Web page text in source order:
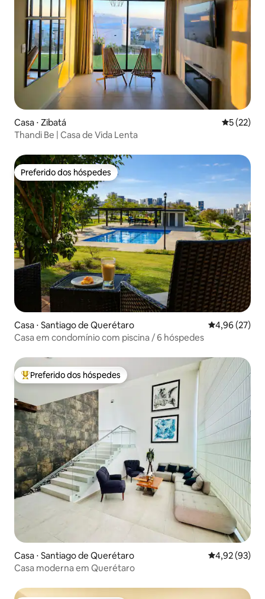
Casa ⋅ Zibatá 5 de uma
5 (22)
Thandi Be | Casa de Vida Lenta
Preferido dos hóspedes
Preferido dos hóspedes
Casa ⋅ Santiago de Querétaro 4,96 de uma
4,96 (27)
Casa em condomínio com piscina / 6 hóspedes
Entre os melhores preferidos dos hóspedes
Preferido dos hóspedes
Casa ⋅ Santiago de Querétaro 4,92 de uma
4,92 (93)
Casa moderna em Querétaro